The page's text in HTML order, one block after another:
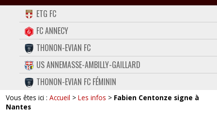
ACCUEIL
FORUM
CONTACT
FACEBOOK
TWITTER
INSTAGRAM
ETG FC
FC ANNECY
THONON-EVIAN FC
US ANNEMASSE-AMBILLY-GAILLARD
THONON-EVIAN FC FÉMININ
Vous êtes ici : Accueil > Les infos > Fabien Centonze signe à
Nantes